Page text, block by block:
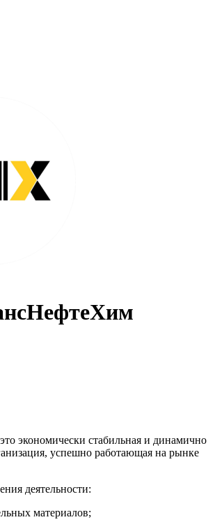
экономически стабильная и динамично
успешно работающая на рынке
деятельности:
материалов;